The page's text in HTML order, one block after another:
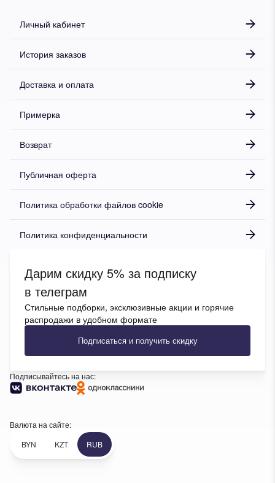
Личный кабинет
История заказов
Доставка и оплата
Примерка
Возврат
Публичная оферта
Политика обработки файлов cookie
Политика конфиденциальности
Дарим скидку 5% за подписку
в телеграм
Стильные подборки, эксклюзивные акции и горячие
распродажи в удобном формате
Подписаться и получить скидку
Подписывайтесь на нас:
Валюта на сайте:
BYN
KZT RUB